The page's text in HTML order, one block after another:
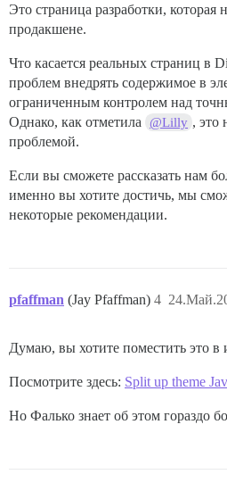
Это страница разработки, которая
продакшене.
Что касается реальных страниц в
проблем внедрять содержимое в
ограниченным контролем над
Однако, как отметила
@Lilly , это
проблемой.
Если вы сможете рассказать нам
именно вы хотите достичь, мы
некоторые рекомендации.
pfaffman (Jay Pfaffman) 4
Думаю, вы хотите поместить это в
Посмотрите здесь: Split up theme
Но Фалько знает об этом гораздо